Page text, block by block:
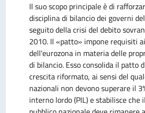
Il suo scopo principale è di
disciplina di bilancio dei governi
seguito della crisi del debito
2010. Il «patto» impone requisiti
dell'eurozona in materia delle
di bilancio. Esso consolida il patto
crescita riformato, ai sensi del
nazionali non devono superare il
interno lordo (PIL) e stabilisce che